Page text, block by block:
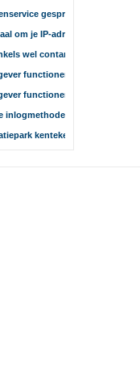
gesprek opnemen?
om je IP-adres te verbergen?
wel contant geld weigeren?
functioneringsgesprek bij
functioneringsgesprek bij
inlogmethodes DigiD
kentekens registreren?